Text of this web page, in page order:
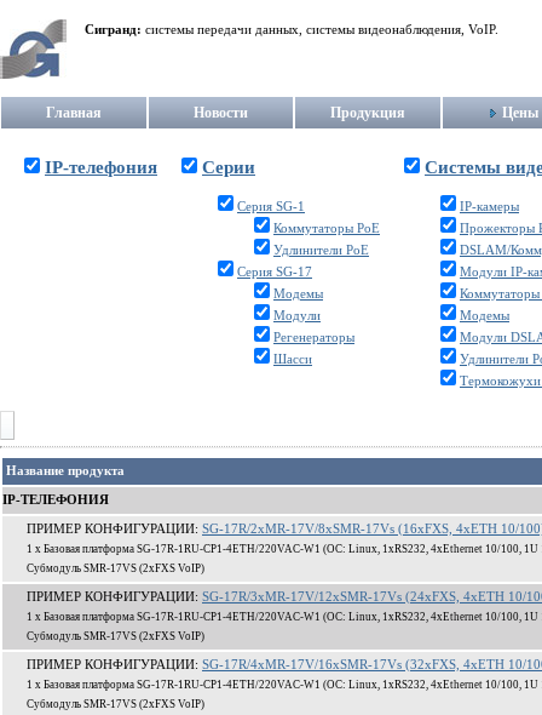
Сигранд: системы передачи данных, системы видеонаблюдения, VoIP.
Главная Новости Продукция Цены
IP-телефония Серии
Серия SG-1
Коммутаторы PoE
Удлинители PoE
Серия SG-17
Модемы
Модули
Регенераторы
Шасси
Системы
IP-камеры
Прожекторы
DSLAM/
Модули IP-
Коммутаторы
Модемы
Модули
Удлинители
Термокожухи
Название продукта
IP-ТЕЛЕФОНИЯ
ПРИМЕР КОНФИГУРАЦИИ: SG-17R/2xMR-17V/8xSMR-17Vs (16xFXS, 4xETH 10/
1 x Базовая платформа SG-17R-1RU-CP1-4ETH/220VAC-W1 (ОС: Linux, 1xRS232, 4xEthernet 10/100,
Субмодуль SMR-17VS (2xFXS VoIP)
ПРИМЕР КОНФИГУРАЦИИ: SG-17R/3xMR-17V/12xSMR-17Vs (24xFXS, 4xETH 10/
1 x Базовая платформа SG-17R-1RU-CP1-4ETH/220VAC-W1 (ОС: Linux, 1xRS232, 4xEthernet 10/100,
Субмодуль SMR-17VS (2xFXS VoIP)
ПРИМЕР КОНФИГУРАЦИИ: SG-17R/4xMR-17V/16xSMR-17Vs (32xFXS, 4xETH 10/
1 x Базовая платформа SG-17R-1RU-CP1-4ETH/220VAC-W1 (ОС: Linux, 1xRS232, 4xEthernet 10/100,
Субмодуль SMR-17VS (2xFXS VoIP)